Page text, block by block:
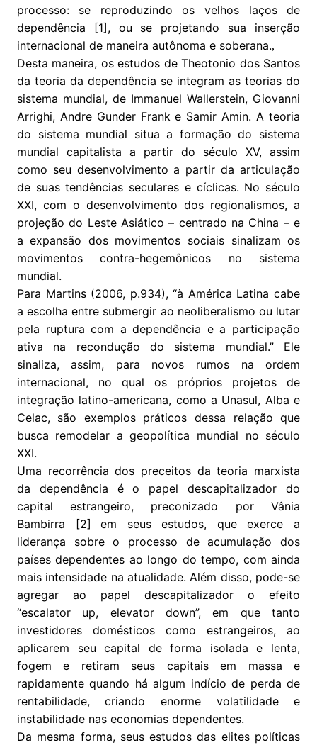
processo: se reproduzindo os velhos laços de
dependência [1], ou se projetando sua inserção
internacional de maneira autônoma e soberana.,
Desta maneira, os estudos de Theotonio dos Santos
da teoria da dependência se integram as teorias do
sistema mundial, de Immanuel Wallerstein, Giovanni
Arrighi, Andre Gunder Frank e Samir Amin. A teoria
do sistema mundial situa a formação do sistema
mundial capitalista a partir do século XV, assim
como seu desenvolvimento a partir da articulação
de suas tendências seculares e cíclicas. No século
XXI, com o desenvolvimento dos regionalismos, a
projeção do Leste Asiático – centrado na China – e
a expansão dos movimentos sociais sinalizam os
movimentos contra-hegemônicos no sistema
mundial.
Para Martins (2006, p.934), “à América Latina cabe
a escolha entre submergir ao neoliberalismo ou lutar
pela ruptura com a dependência e a participação
ativa na recondução do sistema mundial.” Ele
sinaliza, assim, para novos rumos na ordem
internacional, no qual os próprios projetos de
integração latino-americana, como a Unasul, Alba e
Celac, são exemplos práticos dessa relação que
busca remodelar a geopolítica mundial no século
XXI.
Uma recorrência dos preceitos da teoria marxista
da dependência é o papel descapitalizador do
capital estrangeiro, preconizado por Vânia
Bambirra [2]
em seus estudos, que exerce a
liderança sobre o processo de acumulação dos
países dependentes ao longo do tempo, com ainda
mais intensidade na atualidade. Além disso, pode-se
agregar ao papel descapitalizador o efeito
“escalator up, elevator down”, em que tanto
investidores domésticos como estrangeiros, ao
aplicarem seu capital de forma isolada e lenta,
fogem e retiram seus capitais em massa e
rapidamente quando há algum indício de perda de
rentabilidade, criando enorme volatilidade e
instabilidade nas economias dependentes.
Da mesma forma, seus estudos das elites políticas